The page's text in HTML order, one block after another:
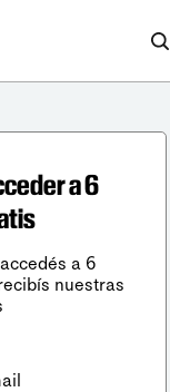
a 6
a 6
nuestras